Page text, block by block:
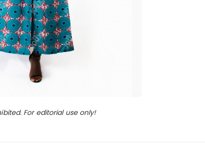
For editorial use only!